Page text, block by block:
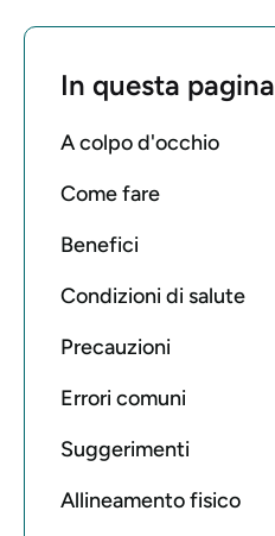
In questa pagina
A colpo d'occhio
Come fare
Benefici
Condizioni di salute
Precauzioni
Errori comuni
Suggerimenti
Allineamento fisico